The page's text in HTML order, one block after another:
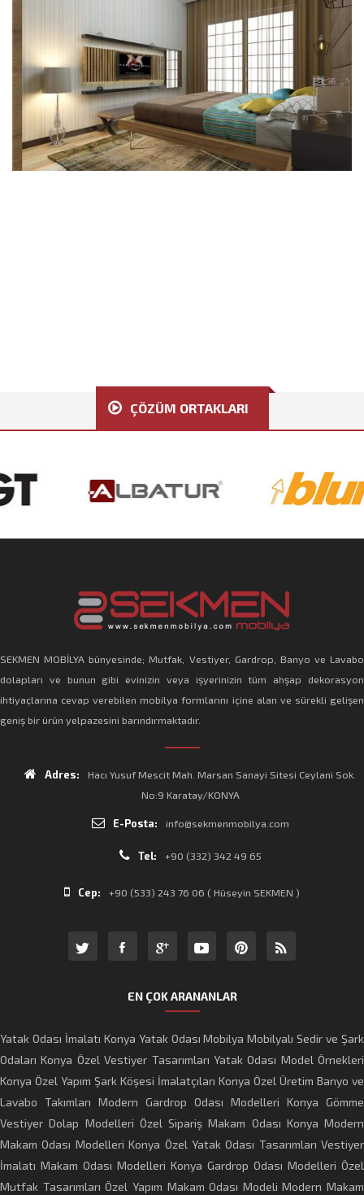
Cafe Dekorasyon Modelleri
Banyo Lavabo Modelleri
Salon Dekorasyon Modelleri
İşyeri Dekorasyon Modelleri
ÇÖZÜM ORTAKLARI
SEKMEN MOBİLYA bünyesinde; Mutfak, Vestiyer, Gardrop, Banyo ve Lavabo
dolapları ve bunun gibi evinizin veya işyerinizin tüm ahşap dekorasyon
ihtiyaçlarına cevap verebilen mobilya formlarını içine alan ve sürekli gelişen
geniş bir ürün yelpazesini barındırmaktadır.
Adres:
Hacı Yusuf Mescit Mah. Marsan Sanayi Sitesi Ceylani Sok.
No:9 Karatay/KONYA
E-Posta: info@sekmenmobilya.com
Tel: +90 (332) 342 49 65
Cep: +90 (533) 243 76 06 ( Hüseyin SEKMEN )
EN ÇOK ARANANLAR
Yatak Odası İmalatı Konya Yatak Odası Mobilya Mobilyalı Sedir ve Şark
Odaları Konya Özel Vestiyer Tasarımları Yatak Odası Model Örnekleri
Konya Özel Yapım Şark Köşesi İmalatçıları Konya Özel Üretim Banyo ve
Lavabo Takımları Modern Gardrop Odası Modelleri Konya Gömme
Vestiyer Dolap Modelleri Özel Sipariş Makam Odası Konya Modern
Makam Odası Modelleri Konya Özel Yatak Odası Tasarımları Vestiyer
İmalatı Makam Odası Modelleri Konya Gardrop Odası Modelleri Özel
Mutfak Tasarımları Özel Yapım Makam Odası Modeli Modern Makam